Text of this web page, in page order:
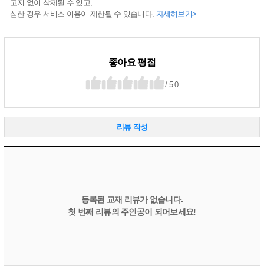
고지 없이 삭제될 수 있고,
심한 경우 서비스 이용이 제한될 수 있습니다. 자세히보기>
좋아요 평점
/ 5.0
리뷰 작성
등록된 교재 리뷰가 없습니다.
첫 번째 리뷰의 주인공이 되어보세요!